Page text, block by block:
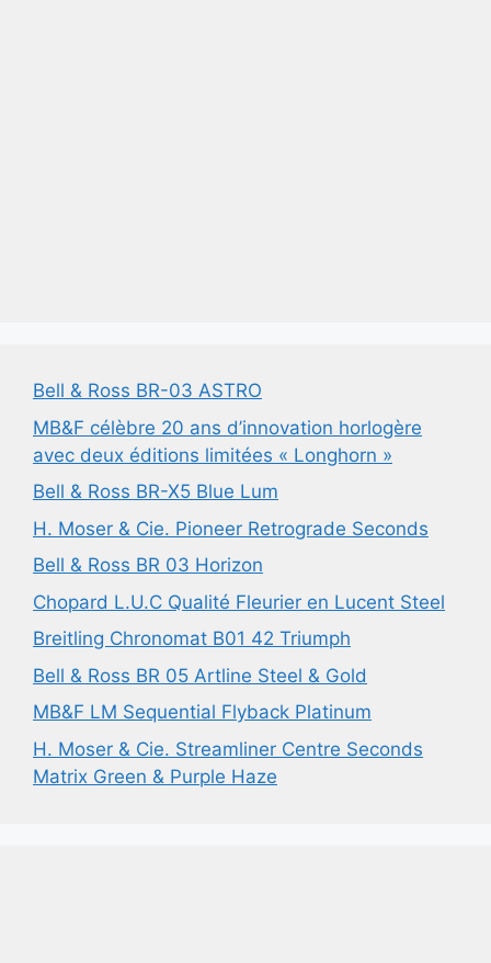
Bell & Ross BR-03 ASTRO
MB&F célèbre 20 ans d’innovation horlogère
avec deux éditions limitées « Longhorn »
Bell & Ross BR-X5 Blue Lum
H. Moser & Cie. Pioneer Retrograde Seconds
Bell & Ross BR 03 Horizon
Chopard L.U.C Qualité Fleurier en Lucent Steel
Breitling Chronomat B01 42 Triumph
Bell & Ross BR 05 Artline Steel & Gold
MB&F LM Sequential Flyback Platinum
H. Moser & Cie. Streamliner Centre Seconds
Matrix Green & Purple Haze